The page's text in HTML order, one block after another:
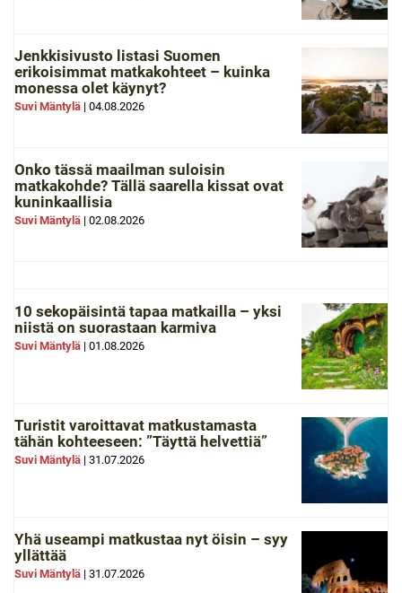
Jenkkisivusto listasi Suomen
erikoisimmat matkakohteet – kuinka
monessa olet käynyt?
Suvi Mäntylä | 04.08.2026
Onko tässä maailman suloisin
matkakohde? Tällä saarella kissat ovat
kuninkaallisia
Suvi Mäntylä | 02.08.2026
10 sekopäisintä tapaa matkailla – yksi
niistä on suorastaan karmiva
Suvi Mäntylä | 01.08.2026
Turistit varoittavat matkustamasta
tähän kohteeseen: ”Täyttä helvettiä”
Suvi Mäntylä | 31.07.2026
Yhä useampi matkustaa nyt öisin – syy
yllättää
Suvi Mäntylä | 31.07.2026